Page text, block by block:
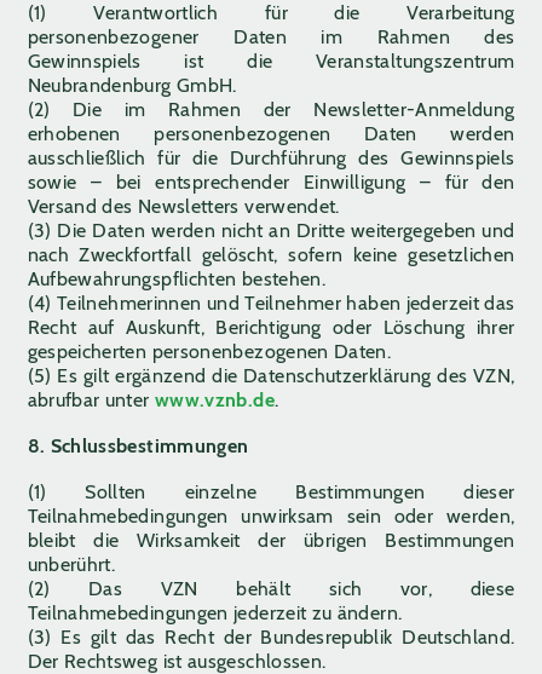
(1) Verantwortlich für die Verarbeitung
personenbezogener Daten im Rahmen des
Gewinnspiels ist die Veranstaltungszentrum
Neubrandenburg GmbH.
(2) Die im Rahmen der Newsletter-Anmeldung
erhobenen personenbezogenen Daten werden
ausschließlich für die Durchführung des Gewinnspiels
sowie – bei entsprechender Einwilligung – für den
Versand des Newsletters verwendet.
(3) Die Daten werden nicht an Dritte weitergegeben und
nach Zweckfortfall gelöscht, sofern keine gesetzlichen
Aufbewahrungspflichten bestehen.
(4) Teilnehmerinnen und Teilnehmer haben jederzeit das
Recht auf Auskunft, Berichtigung oder Löschung ihrer
gespeicherten personenbezogenen Daten.
(5) Es gilt ergänzend die Datenschutzerklärung des VZN,
abrufbar unter www.vznb.de.
8. Schlussbestimmungen
(1) Sollten einzelne Bestimmungen dieser
Teilnahmebedingungen unwirksam sein oder werden,
bleibt die Wirksamkeit der übrigen Bestimmungen
unberührt.
(2) Das VZN behält sich vor, diese
Teilnahmebedingungen jederzeit zu ändern.
(3) Es gilt das Recht der Bundesrepublik Deutschland.
Der Rechtsweg ist ausgeschlossen.